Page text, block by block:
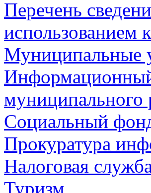
Перечень
использованием
Муниципальные
муниципального
Социальный
Прокуратура
Налоговая
Туризм